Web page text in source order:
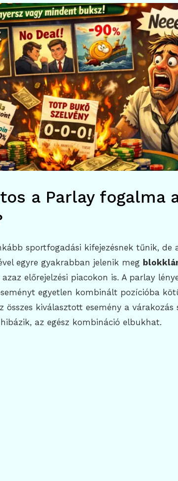
a Parlay fogalma
sportfogadási kifejezésnek tűnik, de
egyre gyakrabban jelenik meg
azaz előrejelzési piacokon is. A parlay
egyetlen kombinált pozícióba
összes kiválasztott esemény a várakozás
az egész kombináció elbukhat.